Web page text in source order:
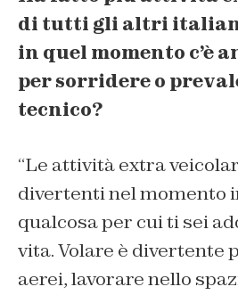
di tutti gli altri
in quel momento c’è
per sorridere o
tecnico?
“Le attività extra
divertenti nel momento
qualcosa per cui ti sei
vita. Volare è divertente
aerei, lavorare nello